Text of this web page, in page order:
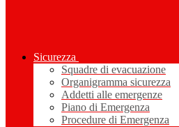
Sicurezza
Squadre di evacuazione
Organigramma sicurezza
Addetti alle emergenze
Piano di Emergenza
Procedure di Emergenza